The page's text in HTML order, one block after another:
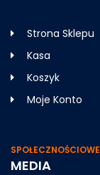
Strona Sklepu
Kasa
Koszyk
Moje Konto
SPOŁECZNOŚCIOWE
MEDIA